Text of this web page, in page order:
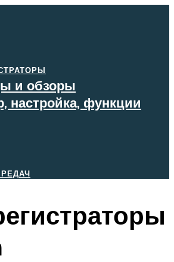
и обзоры
настройка, функции